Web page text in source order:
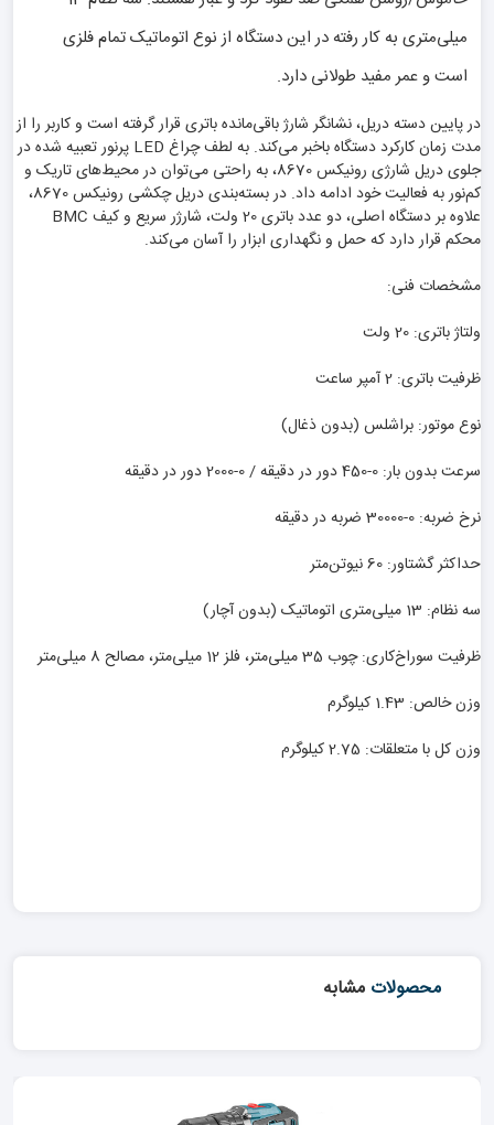
میلی‌متری به کار رفته در این دستگاه از نوع اتوماتیک تمام فلزی
است و عمر مفید طولانی دارد.
در پایین دسته دریل، نشانگر شارژ باقی‌مانده باتری قرار گرفته است و کاربر را از
مدت زمان کارکرد دستگاه باخبر می‌کند. به لطف چراغ LED پرنور تعبیه شده در
جلوی دریل شارژی رونیکس 8670، به راحتی می‌توان در محیط‌های تاریک و
کم‌نور به فعالیت خود ادامه داد. در بسته‌بندی دریل چکشی رونیکس 8670،
علاوه بر دستگاه اصلی، دو عدد باتری 20 ولت، شارژر سریع و کیف BMC
محکم قرار دارد که حمل و نگهداری ابزار را آسان می‌کند.
مشخصات فنی:
ولتاژ باتری: 20 ولت
ظرفیت باتری: 2 آمپر ساعت
نوع موتور: براشلس (بدون ذغال)
سرعت بدون بار: 0-450 دور در دقیقه / 0-2000 دور در دقیقه
نرخ ضربه: 0-30000 ضربه در دقیقه
حداکثر گشتاور: 60 نیوتن‌متر
سه نظام: 13 میلی‌متری اتوماتیک (بدون آچار)
ظرفیت سوراخ‌کاری: چوب 35 میلی‌متر، فلز 12 میلی‌متر، مصالح 8 میلی‌متر
وزن خالص: 1.43 کیلوگرم
وزن کل با متعلقات: 2.75 کیلوگرم
محصولات مشابه